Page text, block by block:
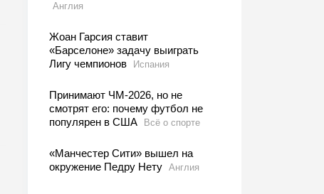
Англия
Жоан Гарсия ставит
«Барселоне» задачу выиграть
Лигу чемпионов
Испания
Принимают ЧМ-2026, но не
смотрят его: почему футбол не
популярен в США
Всё о спорте
«Манчестер Сити» вышел на
окружение Педру Нету Англия